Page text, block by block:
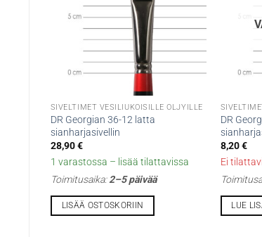
SIVELTIMET VESILIUKOISILLE ÖLJYILLE
DR Georgian 36-12 latta
sianharjasivellin
28,90€
1 varastossa – lisää tilattavissa
Toimitusaika:2–5 päivää
LISÄÄ OSTOSKORIIN
DR
8,20€
Ei
LUE